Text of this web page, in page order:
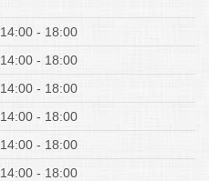
14:00 - 18:00
14:00 - 18:00
14:00 - 18:00
14:00 - 18:00
14:00 - 18:00
14:00 - 18:00